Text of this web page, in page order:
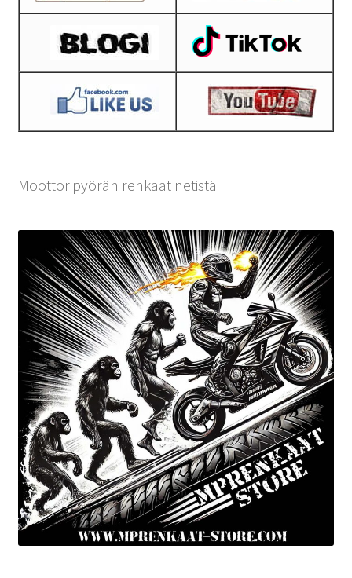
Moottoripyörän renkaat netistä